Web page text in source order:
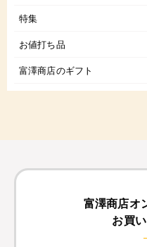
特集
お値打ち品
富澤商店のギフト
富澤商店オ
お買